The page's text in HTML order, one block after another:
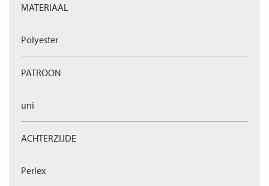
MATERIAAL
Polyester
PATROON
uni
ACHTERZIJDE
Perlex